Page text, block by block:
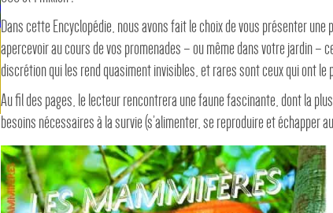
Dans cette Encyclopédie, nous avons fait le choix de vous présenter
apercevoir au cours de vos promenades – ou même dans votre jardin –
discrétion qui les rend quasiment invisibles, et rares sont ceux qui ont le
Au fil des pages, le lecteur rencontrera une faune fascinante, dont la
besoins nécessaires à la survie (s’alimenter, se reproduire et échapper